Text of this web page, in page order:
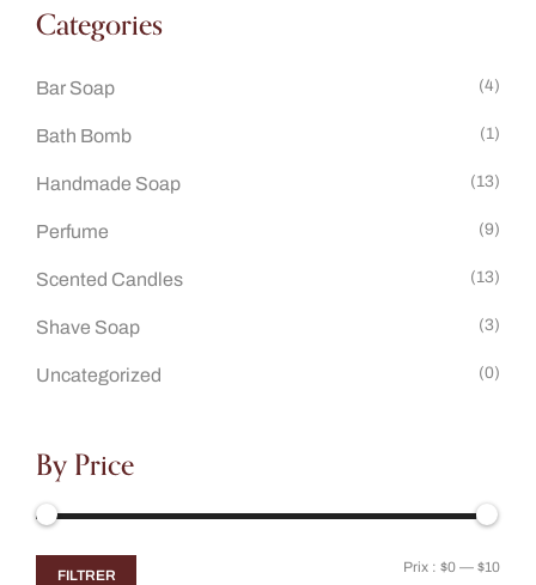
Categories
Bar Soap (4)
Bath Bomb (1)
Handmade Soap (13)
Perfume (9)
Scented Candles (13)
Shave Soap (3)
Uncategorized (0)
By Price
FILTRER Prix : $0 — $10